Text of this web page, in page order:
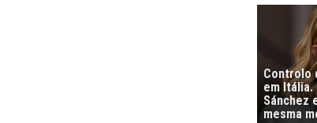
Controlo
em Itália.
Sánchez
mesma